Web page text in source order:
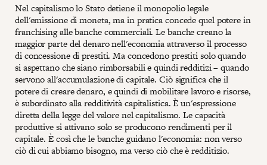
Nel capitalismo lo Stato detiene il monopolio legale
dell'emissione di moneta, ma in pratica concede quel potere in
franchising alle banche commerciali. Le banche creano la
maggior parte del denaro nell'economia attraverso il processo
di concessione di prestiti. Ma concedono prestiti solo quando
si aspettano che siano rimborsabili e quindi redditizi – quando
servono all'accumulazione di capitale. Ciò significa che il
potere di creare denaro, e quindi di mobilitare lavoro e risorse,
è subordinato alla redditività capitalistica. È un'espressione
diretta della legge del valore nel capitalismo. Le capacità
produttive si attivano solo se producono rendimenti per il
capitale. È così che le banche guidano l'economia: non verso
ciò di cui abbiamo bisogno, ma verso ciò che è redditizio.